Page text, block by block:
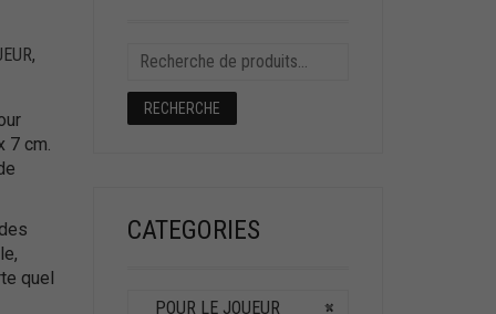
,
7 cm.
quel
RECHERCHE
CATEGORIES
×
POUR LE JOUEUR